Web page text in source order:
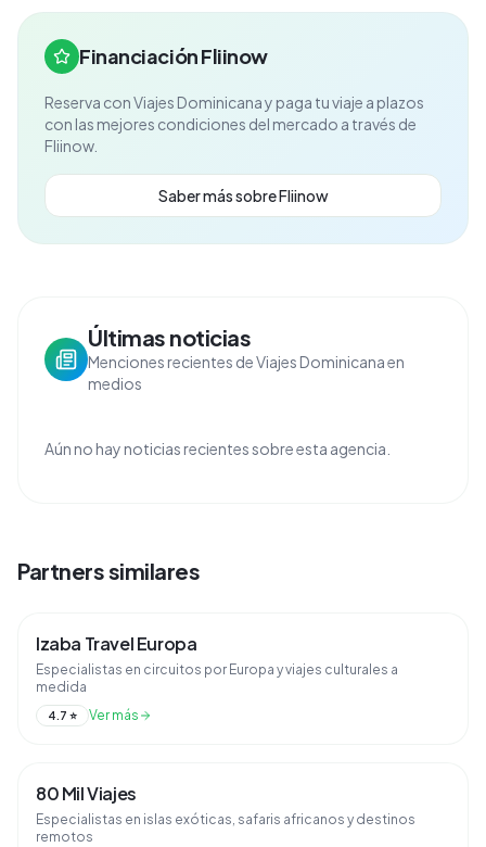
Financiación Fliinow
Reserva conViajes Dominicanay paga tu viaje a plazos
con las mejores condiciones del mercado a través de
Fliinow.
Saber más sobre Fliinow
Últimas noticias
Menciones recientes de Viajes Dominicana en
medios
Aún no hay noticias recientes sobre esta agencia.
Partners similares
Izaba Travel Europa
Especialistas en circuitos por Europa y viajes culturales a
medida
4.7 ⭐ Ver más
80 Mil Viajes
Especialistas en islas exóticas, safaris africanos y destinos
remotos